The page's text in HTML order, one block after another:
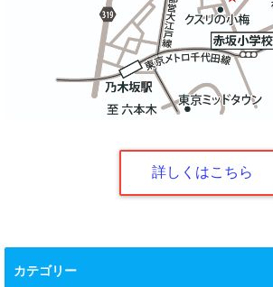
詳しくはこちら
カテゴリー